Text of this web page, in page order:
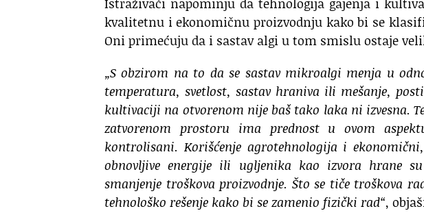
kvalitetnu i ekonomičnu proizvodnju kako bi se
Oni primećuju da i sastav algi u tom smislu ostaje
„S obzirom na to da se sastav mikroalgi menja u
temperatura, svetlost, sastav hraniva ili mešanje,
kultivaciji na otvorenom nije baš tako laka ni izvesna.
zatvorenom prostoru ima prednost u ovom
kontrolisani. Korišćenje agrotehnologija i
obnovljive energije ili ugljenika kao izvora hrane
smanjenje troškova proizvodnje. Što se tiče troškova
tehnološko rešenje kako bi se zamenio fizički rad“,